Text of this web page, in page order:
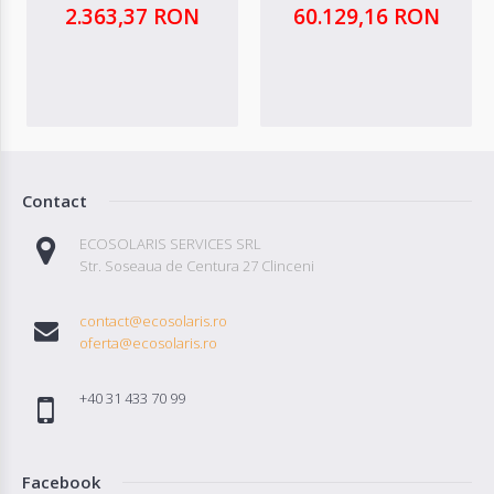
2.363,37 RON 60.129,16 RON
Contact
ECOSOLARIS SERVICES SRL
Str. Soseaua de Centura 27 Clinceni
contact@ecosolaris.ro
oferta@ecosolaris.ro
+40 31 433 70 99
Facebook